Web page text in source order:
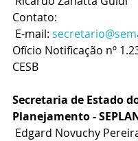
Contato:
E-mail:
Ofício Notificação nº
CESB
Secretaria de Estado
Planejamento -
Edgard Novuchy